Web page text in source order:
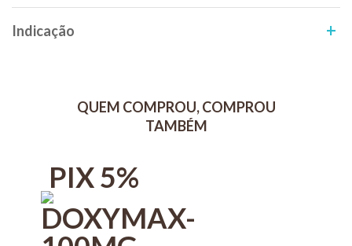
Indicação
QUEM COMPROU, COMPROU
TAMBÉM
PIX 5%